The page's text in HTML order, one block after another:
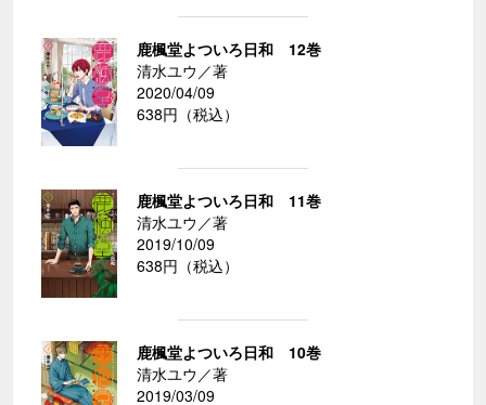
鹿楓堂よついろ日和 12巻
清水ユウ／著
2020/04/09
638円（税込）
鹿楓堂よついろ日和 11巻
清水ユウ／著
2019/10/09
638円（税込）
鹿楓堂よついろ日和 10巻
清水ユウ／著
2019/03/09